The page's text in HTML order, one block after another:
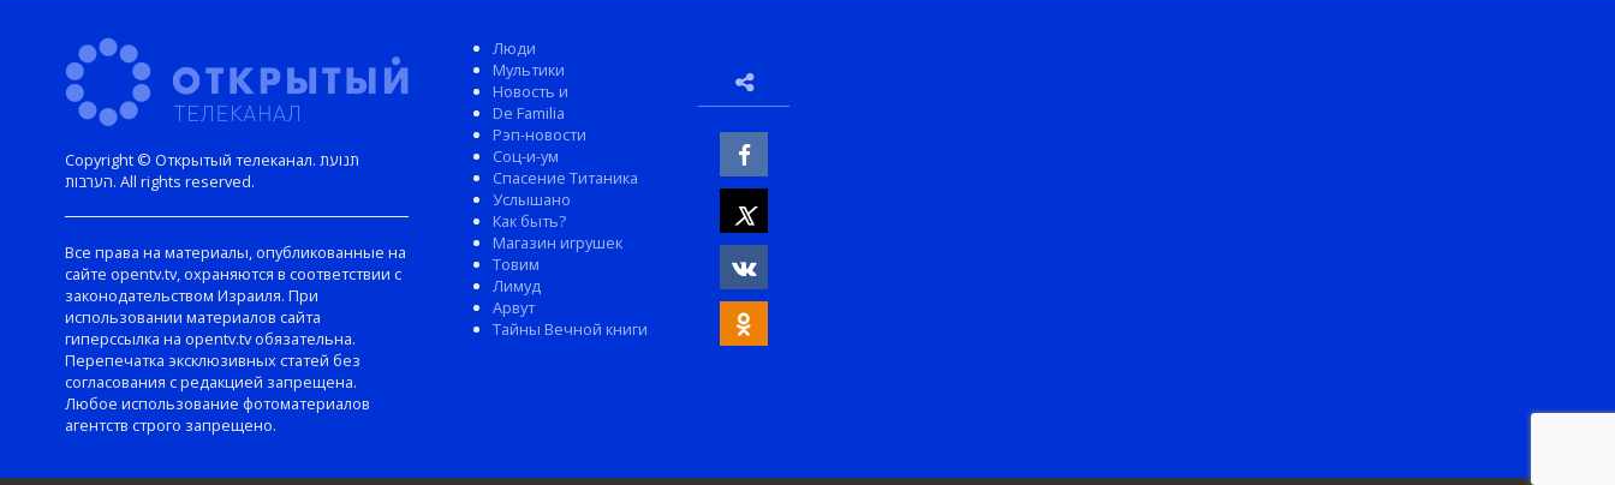
Copyright © Открытый телеканал. תנועת
הערבות. All rights reserved.
Все права на материалы, опубликованные на
сайте opentv.tv, охраняются в соответствии с
законодательством Израиля. При
использовании материалов сайта
гиперссылка на opentv.tv обязательна.
Перепечатка эксклюзивных статей без
согласования с редакцией запрещена.
Любое использование фотоматериалов
агентств строго запрещено.
Люди
Мультики
Новость и
De Familia
Рэп-новости
Соц-и-ум
Спасение Титаника
Услышано
Как быть?
Магазин игрушек
Товим
Лимуд
Арвут
Тайны Вечной книги